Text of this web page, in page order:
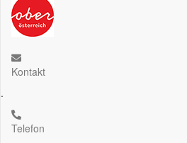
Kontakt
.
Telefon